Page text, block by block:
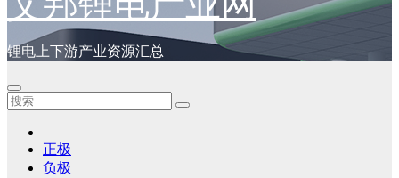
锂电上下游产业资源汇总
正极
负极